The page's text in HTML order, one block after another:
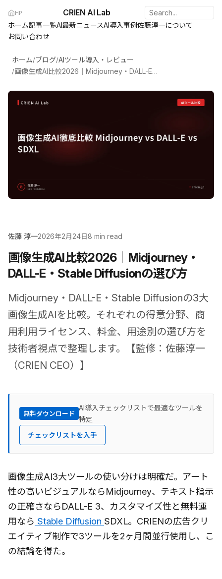
HP CRIEN AI Lab
ホーム記事一覧AI最新ニュースAI導入事例佐藤淳一について
お問い合わせ
ホーム/ブログ/AIツール導入・レビュー
/ 画像生成AI比較2026｜Midjourney・DALL-E・Stable Diffusionの選び方
佐藤 淳一2026年2月24日8 min read
画像生成AI比較2026｜Midjourney・
DALL-E・Stable Diffusionの選び方
Midjourney・DALL-E・Stable Diffusionの3大
画像生成AIを比較。それぞれの得意分野、商
用利用ライセンス、料金、用途別の選び方を
技術者視点で整理します。【監修：佐藤淳一
（CRIEN CEO）】
無料ダウンロード
AI導入チェックリストで最適なツールを
特定
チェックリストを入手
画像生成AI3大ツールの使い分けは明確だ。アート
性の高いビジュアルならMidjourney、テキスト指示
の正確さならDALL-E 3、カスタマイズ性と無料運
用なら Stable Diffusion SDXL。CRIENの広告クリ
エイティブ制作で3ツールを2ヶ月間並行使用し、こ
の結論を得た。